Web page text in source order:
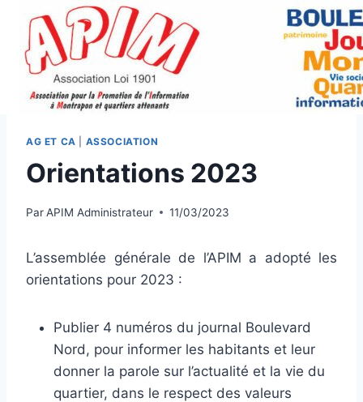
contenu
AG ET CA ASSOCIATION
Orientations 2023
ParAPIM Administrateur 11/03/2023
L’assemblée générale de l’APIM a adopté les
orientations pour 2023 :
Publier 4 numéros du journal Boulevard
Nord, pour informer les habitants et leur
donner la parole sur l’actualité et la vie du
quartier, dans le respect des valeurs